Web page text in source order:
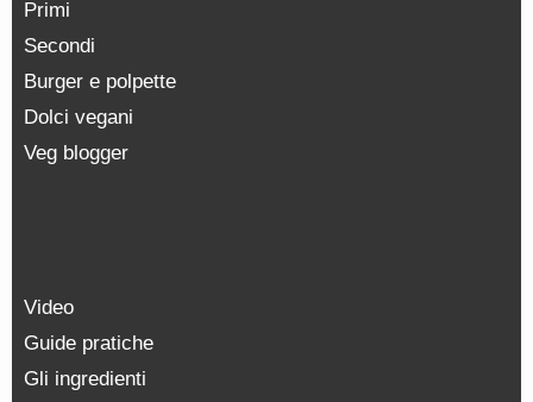
Primi
Secondi
Burger e polpette
Dolci vegani
Veg blogger
Video
Guide pratiche
Gli ingredienti